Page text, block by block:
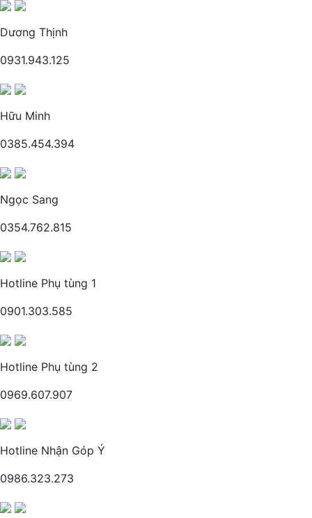
Dương Thịnh
0931.943.125
Hữu Minh
0385.454.394
Ngọc Sang
0354.762.815
Hotline Phụ tùng 1
0901.303.585
Hotline Phụ tùng 2
0969.607.907
Hotline Nhận Góp Ý
0986.323.273